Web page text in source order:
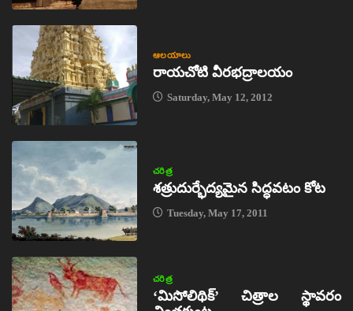
ఆలయాలు
రాయచోటి వీరభద్రాలయం
Saturday, May 12, 2012
చరిత్ర
శత్రుదుర్భేద్యమైన సిద్ధవటం కోట
Tuesday, May 17, 2011
చరిత్ర
‘మిసోలిథిక్‌’ చిత్రాల స్థావరం